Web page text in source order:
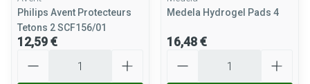
Philips Avent Protecteurs
Tetons 2 SCF156/01
12,59 €
Medela Hydrogel Pads 4
16,48 €